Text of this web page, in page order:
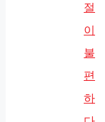
절
이
불
편
하